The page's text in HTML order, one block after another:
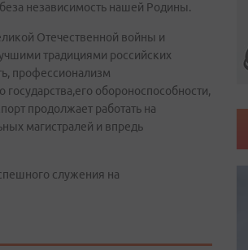
независимость нашей Родины.
Отечественной войны и
традициями российских
профессионализм
обороноспособности,
продолжает работать на
магистралей и впредь
служения на